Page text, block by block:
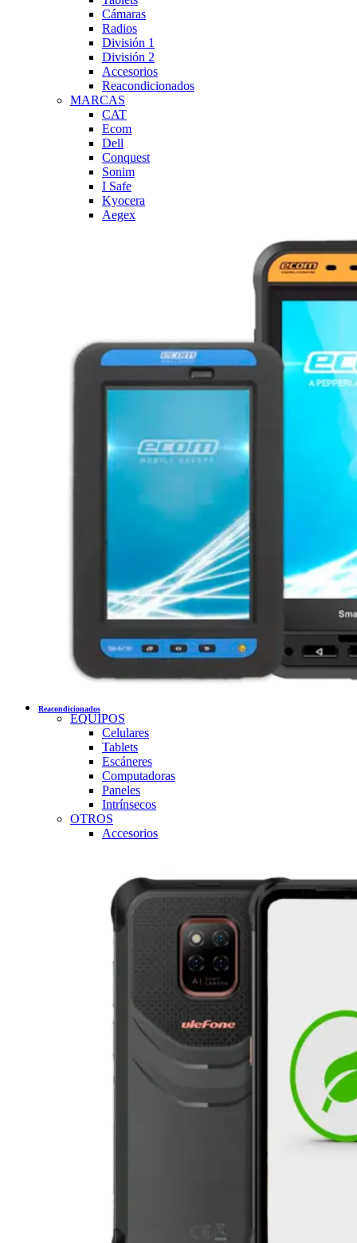
Cámaras
Radios
División 1
División 2
Accesorios
Reacondicionados
MARCAS
CAT
Ecom
Dell
Conquest
Sonim
I Safe
Kyocera
Aegex
Reacondicionados
EQUIPOS
Celulares
Tablets
Escáneres
Computadoras
Paneles
Intrínsecos
OTROS
Accesorios